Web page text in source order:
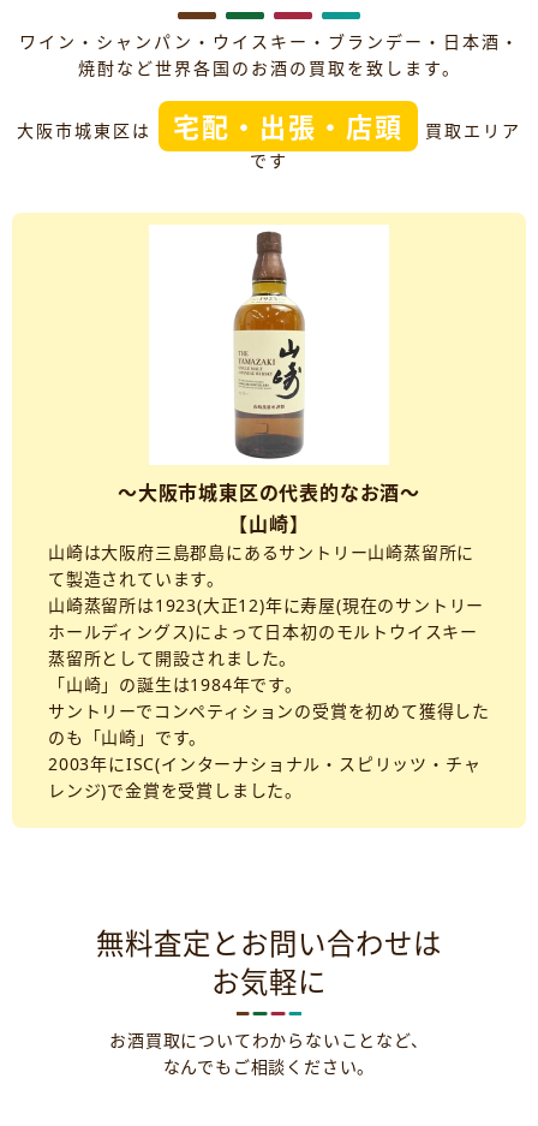
ワイン・シャンパン・ウイスキー・ブランデー・日本酒・
焼酎など世界各国のお酒の買取を致します。
大阪市城東区は 宅配・出張・店頭
買取エリア
です
～大阪市城東区の代表的なお酒～
【山崎】
山崎は大阪府三島郡島にあるサントリー山崎蒸留所に
て製造されています。
山崎蒸留所は1923(大正12)年に寿屋(現在のサントリー
ホールディングス)によって日本初のモルトウイスキー
蒸留所として開設されました。
「山崎」の誕生は1984年です。
サントリーでコンペティションの受賞を初めて獲得した
のも「山崎」です。
2003年にISC(インターナショナル・スピリッツ・チャ
レンジ)で金賞を受賞しました。
無料査定とお問い合わせは
お気軽に
お酒買取についてわからないことなど、
なんでもご相談ください。